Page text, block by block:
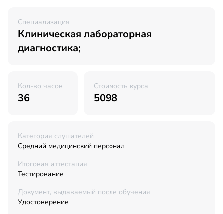
Специализация
Клиническая лабораторная
диагностика;
Кол-во часов
36
Стоимость курса
5098
Категория слушателей
Средний медицинский персонал
Итоговая аттестация
Тестирование
Документ, выдаваемый после обучения
Удостоверение